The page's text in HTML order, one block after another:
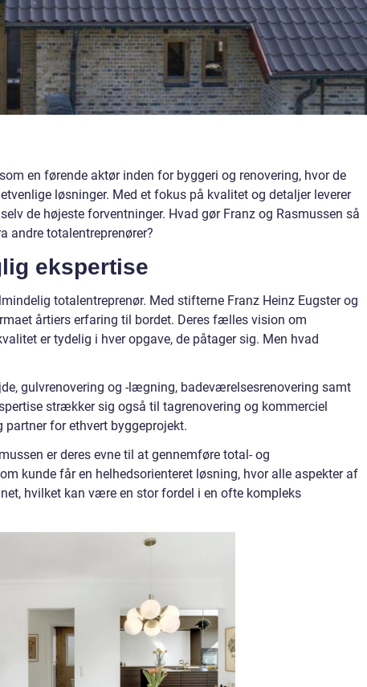
en førende aktør inden for byggeri og renovering, hvor de
løsninger. Med et fokus på kvalitet og detaljer leverer
de højeste forventninger. Hvad gør Franz og Rasmussen så
andre totalentreprenører?
ekspertise
totalentreprenør. Med stifterne Franz Heinz Eugster og
årtiers erfaring til bordet. Deres fælles vision om
er tydelig i hver opgave, de påtager sig. Men hvad
gulvrenovering og -lægning, badeværelsesrenovering samt
strækker sig også til tagrenovering og kommerciel
for ethvert byggeprojekt.
er deres evne til at gennemføre total- og
kunde får en helhedsorienteret løsning, hvor alle aspekter af
hvilket kan være en stor fordel i en ofte kompleks